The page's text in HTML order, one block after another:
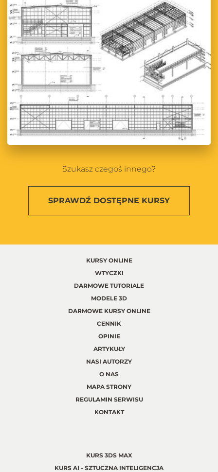
Szukasz czegoś innego?
SPRAWDŹ DOSTĘPNE KURSY
KURSY ONLINE
WTYCZKI
DARMOWE TUTORIALE
MODELE 3D
DARMOWE KURSY ONLINE
CENNIK
OPINIE
ARTYKUŁY
NASI AUTORZY
O NAS
MAPA STRONY
REGULAMIN SERWISU
KONTAKT
KURS 3DS MAX
KURS AI - SZTUCZNA INTELIGENCJA